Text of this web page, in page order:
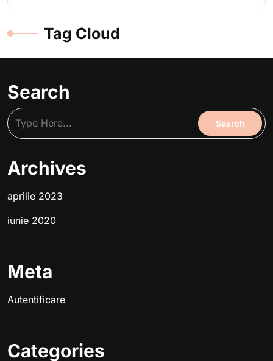
Tag Cloud
Search
Archives
aprilie 2023
iunie 2020
Meta
Autentificare
Categories